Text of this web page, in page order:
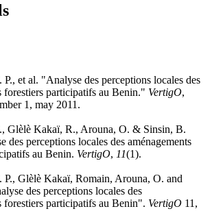
et al. "Analyse des perceptions locales des
forestiers participatifs au Benin." VertigO,
1, may 2011.
Glèlè Kakaï, R., Arouna, O. & Sinsin, B.
des perceptions locales des aménagements
au Benin. VertigO, 11(1).
P., Glèlè Kakaï, Romain, Arouna, O. and
des perceptions locales des
forestiers participatifs au Benin". VertigO 11,